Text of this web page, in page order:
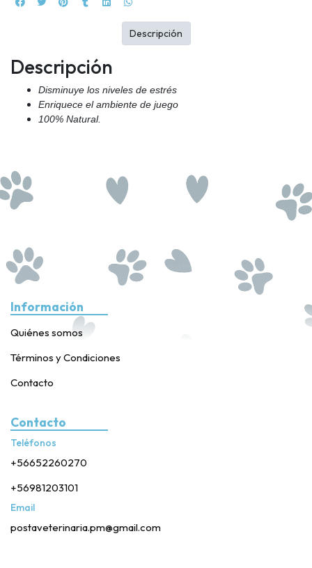
Descripción
Disminuye los niveles de estrés
Enriquece el ambiente de juego
100% Natural.
Descripción
Información
Quiénes somos
Términos y Condiciones
Contacto
Contacto
Teléfonos
+56652260270
+56981203101
Email
postaveterinaria.pm@gmail.com